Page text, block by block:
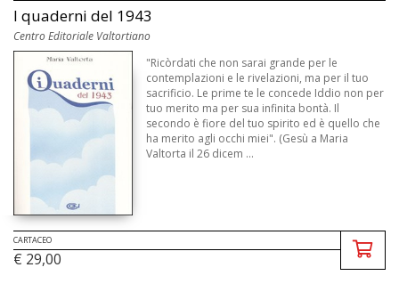
I quaderni del 1943
Centro Editoriale Valtortiano
"Ricòrdati che non sarai grande per le
contemplazioni e le rivelazioni, ma per il tuo
sacrificio. Le prime te le concede Iddio non per
tuo merito ma per sua infinita bontà. Il
secondo è fiore del tuo spirito ed è quello che
ha merito agli occhi miei". (Gesù a Maria
Valtorta il 26 dicem ...
CARTACEO
€ 29,00